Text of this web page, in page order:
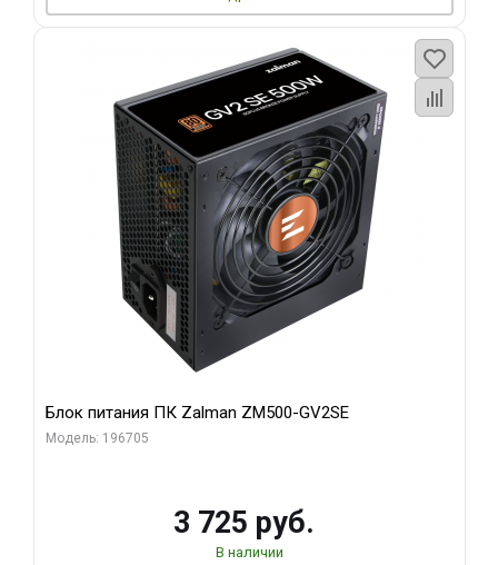
Блок питания ПК Zalman ZM500-GV2SE
Модель: 196705
3 725 руб.
В наличии